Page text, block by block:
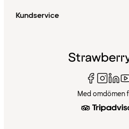
Kundservice
Med omdömen